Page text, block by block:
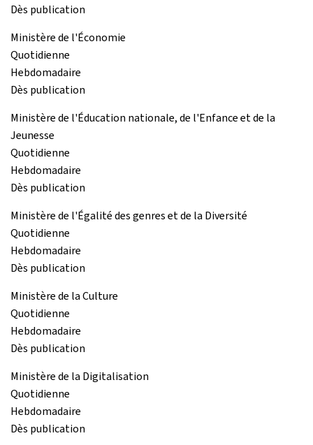
Dès publication
Ministère de l'Économie
Quotidienne
Hebdomadaire
Dès publication
Ministère de l'Éducation nationale, de l'Enfance et de la
Jeunesse
Quotidienne
Hebdomadaire
Dès publication
Ministère de l'Égalité des genres et de la Diversité
Quotidienne
Hebdomadaire
Dès publication
Ministère de la Culture
Quotidienne
Hebdomadaire
Dès publication
Ministère de la Digitalisation
Quotidienne
Hebdomadaire
Dès publication